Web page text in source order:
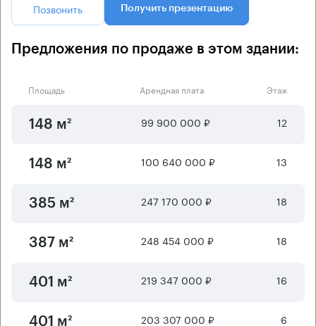
Позвонить Получить презентацию
Предложения по продаже в этом здании:
Площадь Арендная плата Этаж
148 м² 99 900 000 ₽ 12
148 м² 100 640 000 ₽ 13
385 м² 247 170 000 ₽ 18
387 м² 248 454 000 ₽ 18
401 м² 219 347 000 ₽ 16
401 м² 203 307 000 ₽ 6